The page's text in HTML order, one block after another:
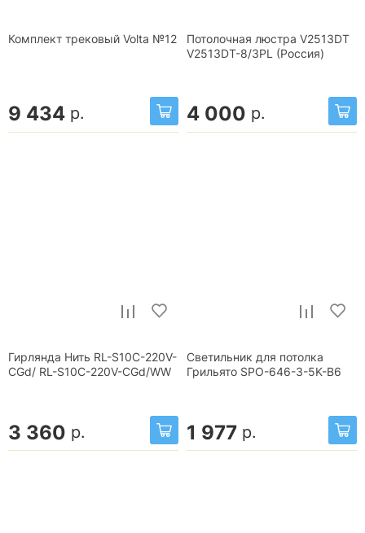
Комплект трековый Volta №12
9 434 р.
Потолочная люстра V2513DT
V2513DT-8/3PL (Россия)
4 000 р.
Гирлянда Нить RL-S10C-220V-
CGd/ RL-S10C-220V-CGd/WW
3 360 р.
Светильник для потолка
Грильято SPO-646-3-5K-B6
1 977 р.